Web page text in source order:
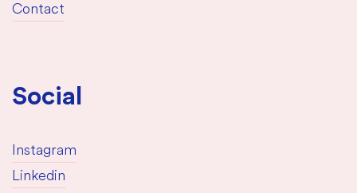
Contact
Social
Instagram
Linkedin